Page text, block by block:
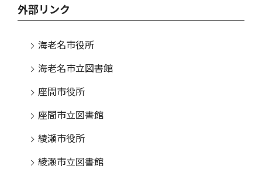
外部リンク
海老名市役所
海老名市立図書館
座間市役所
座間市立図書館
綾瀬市役所
綾瀬市立図書館